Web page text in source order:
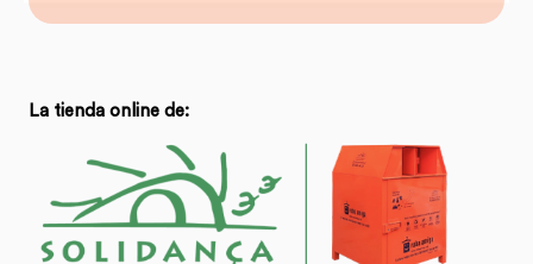
La tienda online de: